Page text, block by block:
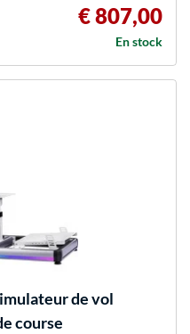
€ 807,00
En stock
de vol
course